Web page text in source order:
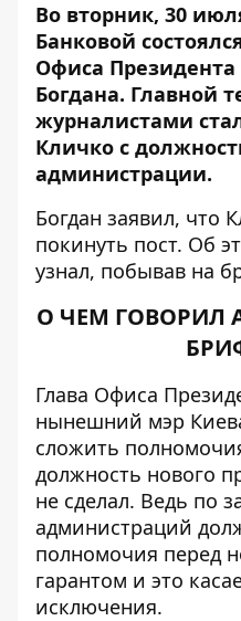
Во вторник, 30
Банковой
Офиса
Богдана. Главной
журналистами
Кличко с
администрации.
Богдан заявил, что
покинуть пост. Об
узнал, побывав на
О ЧЕМ ГОВОРИЛ
Глава Офиса
нынешний мэр
сложить
должность нового
не сделал. Ведь по
администраций
полномочия перед
гарантом и это
исключения.